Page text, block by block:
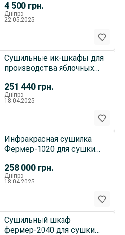
4 500 грн.
Дніпро
22.05.2025
251 440 грн.
Cушильные ик-шкафы для
производства яблочных
Дніпро
18.04.2025
258 000 грн.
Инфракрасная сушилка
Фермер-1020 для сушки
Дніпро
18.04.2025
Сушильный шкаф
фермер-2040 для сушки